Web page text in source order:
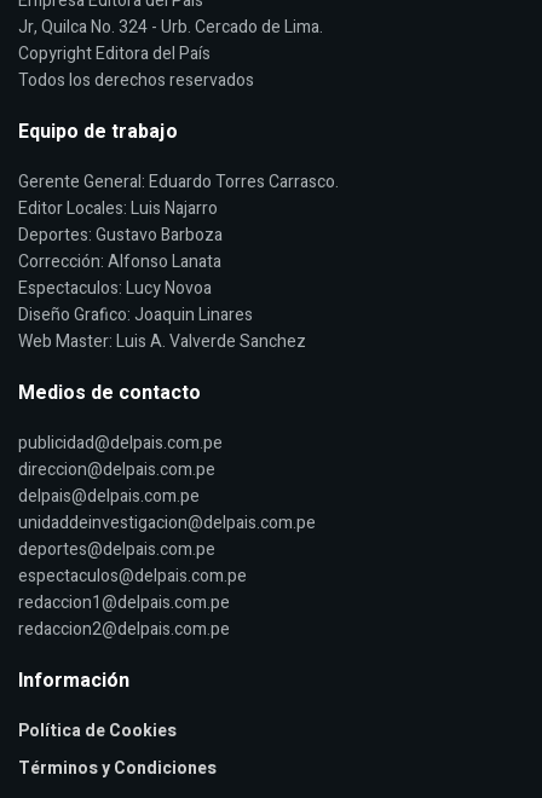
Jr, Quilca No. 324 - Urb. Cercado de Lima.
Copyright Editora del País
Todos los derechos reservados
Equipo de trabajo
Gerente General: Eduardo Torres Carrasco.
Editor Locales: Luis Najarro
Deportes: Gustavo Barboza
Corrección: Alfonso Lanata
Espectaculos: Lucy Novoa
Diseño Grafico: Joaquin Linares
Web Master: Luis A. Valverde Sanchez
Medios de contacto
publicidad@delpais.com.pe
direccion@delpais.com.pe
delpais@delpais.com.pe
unidaddeinvestigacion@delpais.com.pe
deportes@delpais.com.pe
espectaculos@delpais.com.pe
redaccion1@delpais.com.pe
redaccion2@delpais.com.pe
Información
Política de Cookies
Términos y Condiciones